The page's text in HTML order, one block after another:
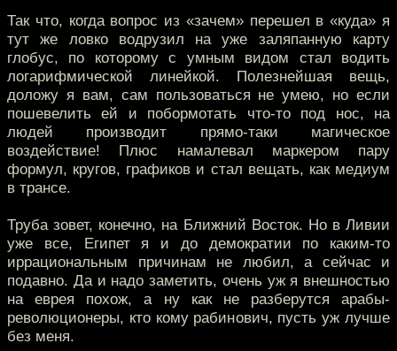
Так что, когда вопрос из «зачем» перешел в «куда» я
тут же ловко водрузил на уже заляпанную карту
глобус, по которому с умным видом стал водить
логарифмической линейкой. Полезнейшая вещь,
доложу я вам, сам пользоваться не умею, но если
пошевелить ей и побормотать что-то под нос, на
людей производит прямо-таки магическое
воздействие! Плюс намалевал маркером пару
формул, кругов, графиков и стал вещать, как медиум
в трансе.
Труба зовет, конечно, на Ближний Восток. Но в Ливии
уже все, Египет я и до демократии по каким-то
иррациональным причинам не любил, а сейчас и
подавно. Да и надо заметить, очень уж я внешностью
на еврея похож, а ну как не разберутся арабы-
революционеры, кто кому рабинович, пусть уж лучше
без меня.